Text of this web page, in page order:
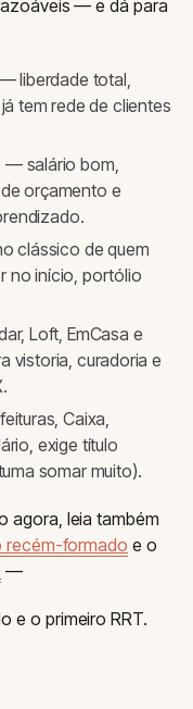
— e dá para
liberdade total,
tem rede de clientes
— salário bom,
orçamento e
clássico de quem
no início, portólio
Loft, EmCasa e
vistoria, curadoria e
Caixa,
exige título
somar muito).
agora, leia também
recém-formado e o
—
e o primeiro RRT.